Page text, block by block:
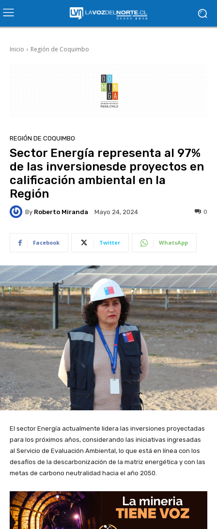
Inicio Región de Coquimbo
REGIÓN DE COQUIMBO
Sector Energía representa al 97%
de las inversionesde proyectos en
calificación ambiental en la
Región
By Roberto Miranda Mayo 24, 2024 0
Facebook Twitter WhatsApp
El sector Energía actualmente lidera las inversiones proyectadas
para los próximos años, considerando las iniciativas ingresadas
al Servicio de Evaluación Ambiental, lo que está en línea con los
desafíos de la descarbonización de la matriz energética y con las
metas de carbono neutralidad hacia el año 2050.